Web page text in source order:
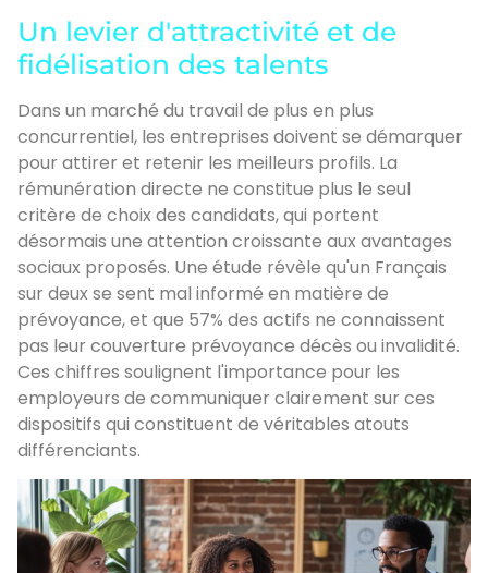
Un levier d'attractivité et de
fidélisation des talents
Dans un marché du travail de plus en plus
concurrentiel, les entreprises doivent se démarquer
pour attirer et retenir les meilleurs profils. La
rémunération directe ne constitue plus le seul
critère de choix des candidats, qui portent
désormais une attention croissante aux avantages
sociaux proposés. Une étude révèle qu'un Français
sur deux se sent mal informé en matière de
prévoyance, et que 57% des actifs ne connaissent
pas leur couverture prévoyance décès ou invalidité.
Ces chiffres soulignent l'importance pour les
employeurs de communiquer clairement sur ces
dispositifs qui constituent de véritables atouts
différenciants.